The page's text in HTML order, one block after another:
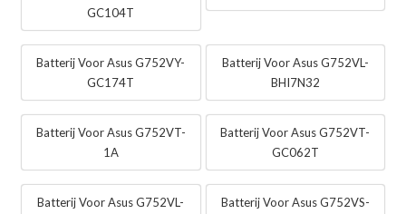
GC104T
Batterij Voor Asus G752VY-
GC174T
Batterij Voor Asus G752VL-
BHI7N32
Batterij Voor Asus G752VT-
1A
Batterij Voor Asus G752VT-
GC062T
Batterij Voor Asus G752VL-
Batterij Voor Asus G752VS-